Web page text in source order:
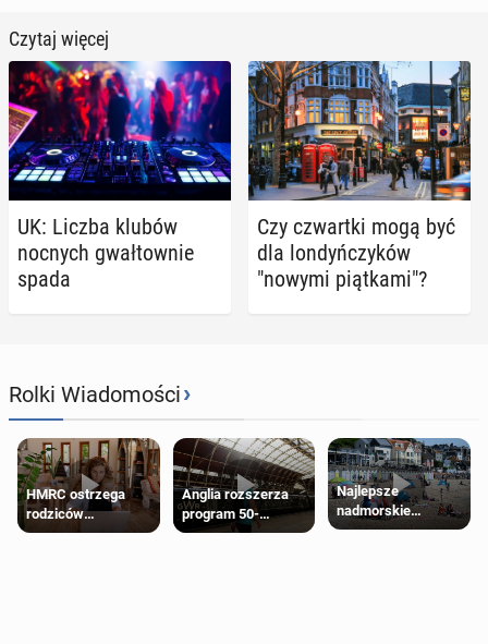
Czytaj więcej
UK: Liczba klubów
nocnych gwał­tow­nie
spada
Czy czwart­ki mogą być
dla lon­dyń­czy­ków
"nowymi piąt­ka­mi"?
Rolki Wiadomości›
HMRC ostrzega
rodziców
pobierających Child
Anglia rozszerza
program 50-
procentowych
Najlepsze
nadmorskie
miasteczko blisko